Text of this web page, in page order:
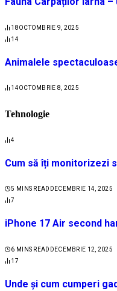
18OCTOMBRIE 9, 2025
14
Animalele
14OCTOMBRIE 8, 2025
Tehnologie
4
Cum să îți monitorizezi
5 MINS READ DECEMBRIE 14, 2025
7
iPhone 17 Air second
6 MINS READ DECEMBRIE 12, 2025
17
Unde și cum cumperi